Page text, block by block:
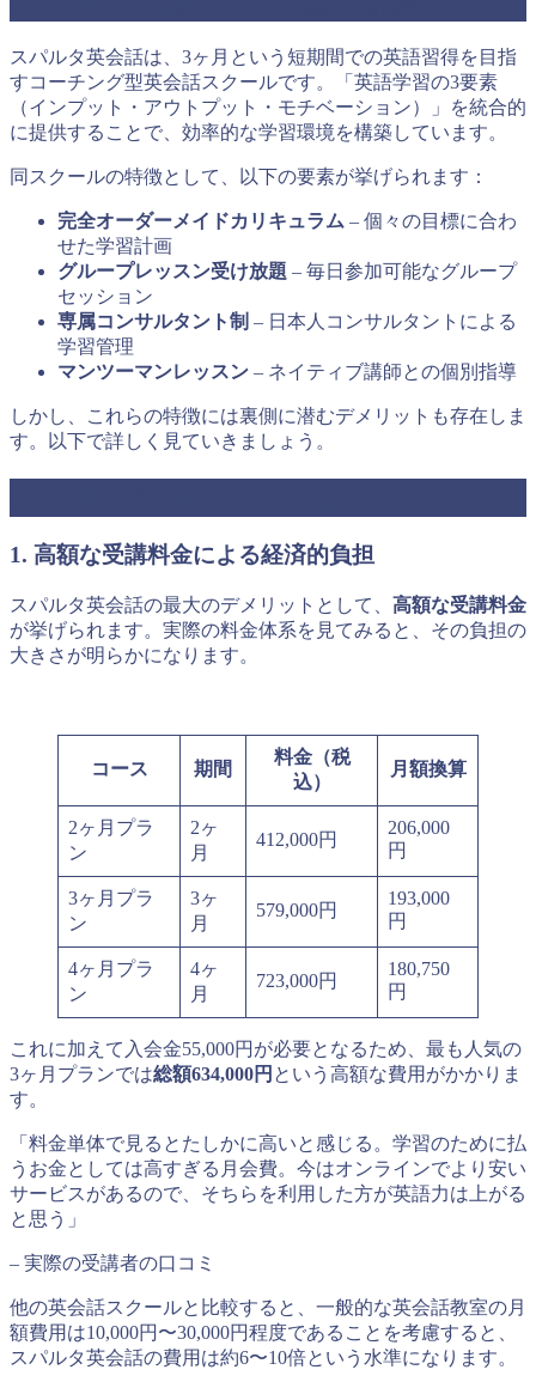
スパルタ英会話は、3ヶ月という短期間での英語習得を目指
すコーチング型英会話スクールです。「英語学習の3要素
（インプット・アウトプット・モチベーション）」を統合的
に提供することで、効率的な学習環境を構築しています。
同スクールの特徴として、以下の要素が挙げられます：
完全オーダーメイドカリキュラム – 個々の目標に合わ
せた学習計画
グループレッスン受け放題 – 毎日参加可能なグループ
セッション
専属コンサルタント制 – 日本人コンサルタントによる
学習管理
マンツーマンレッスン – ネイティブ講師との個別指導
しかし、これらの特徴には裏側に潜むデメリットも存在しま
す。以下で詳しく見ていきましょう。
1. 高額な受講料金による経済的負担
スパルタ英会話の最大のデメリットとして、 高額な受講料金
が挙げられます。実際の料金体系を見てみると、その負担の
大きさが明らかになります。
コース 期間
料金（税
込）
月額換算
2ヶ月プラ
ン
2ヶ
月
412,000円
206,000
円
3ヶ月プラ
ン
3ヶ
月
579,000円
193,000
円
4ヶ月プラ
ン
4ヶ
月
723,000円
180,750
円
これに加えて入会金55,000円が必要となるため、最も人気の
3ヶ月プランでは総額634,000円 という高額な費用がかかりま
す。
「料金単体で見るとたしかに高いと感じる。学習のために払
うお金としては高すぎる月会費。今はオンラインでより安い
サービスがあるので、そちらを利用した方が英語力は上がる
と思う」
– 実際の受講者の口コミ
他の英会話スクールと比較すると、一般的な英会話教室の月
額費用は10,000円〜30,000円程度であることを考慮すると、
スパルタ英会話の費用は約6〜10倍という水準になります。